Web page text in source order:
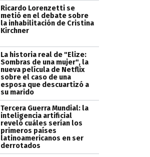
Ricardo Lorenzetti se
metió en el debate sobre
la inhabilitación de Cristina
Kirchner
La historia real de "Elize:
Sombras de una mujer", la
nueva película de Netflix
sobre el caso de una
esposa que descuartizó a
su marido
Tercera Guerra Mundial: la
inteligencia artificial
reveló cuáles serían los
primeros países
latinoamericanos en ser
derrotados